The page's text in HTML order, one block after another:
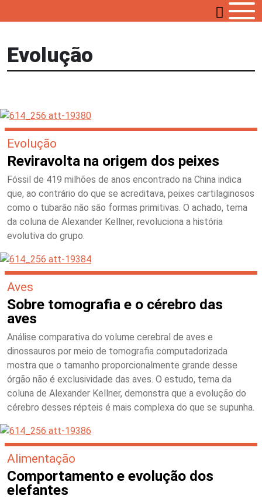
Evolução
Evolução
Reviravolta na origem dos peixes
Fóssil de 419 milhões de anos encontrado na China indica
que, ao contrário do que se acreditava, peixes cartilaginosos
como o tubarão não são formas primitivas. O achado, tema
da coluna de Alexander Kellner, revoluciona a história
evolutiva do grupo.
Aves
Sobre tomografia e o cérebro das
aves
Análise comparativa do volume cerebral de aves e
dinossauros por meio de tomografia computadorizada
mostra que o tamanho proporcionalmente grande desse
órgão não é exclusividade das aves. O estudo, tema da
coluna de Alexander Kellner, demonstra que a evolução do
cérebro desses répteis é mais complexa do que se supunha.
Alimentação
Comportamento e evolução dos
elefantes